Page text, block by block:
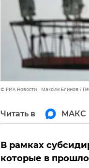
© РИА Новости . Максим Блинов
Читать в МАКС
В рамках
которые в